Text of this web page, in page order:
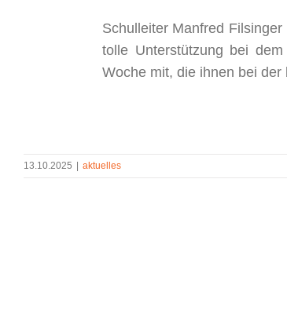
Schulleiter Manfred
tolle Unterstützung bei
Woche mit, die ihnen bei
13.10.2025 aktuelles